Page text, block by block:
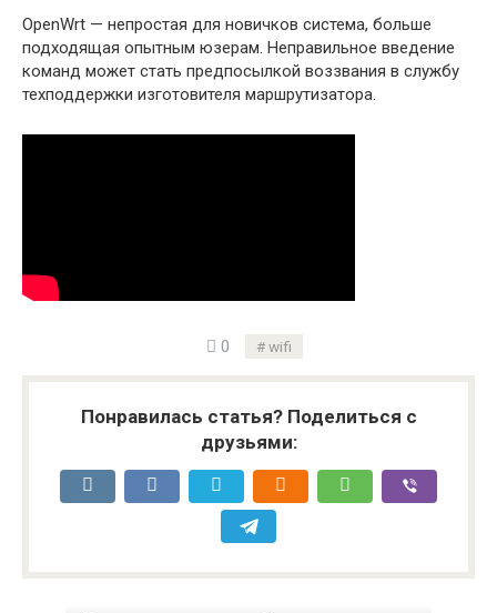
OpenWrt — непростая для новичков система, больше
подходящая опытным юзерам. Неправильное введение
команд может стать предпосылкой воззвания в службу
техподдержки изготовителя маршрутизатора.
0 wifi
Понравилась статья? Поделиться с
друзьями: